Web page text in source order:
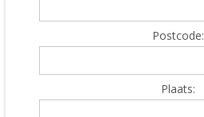
Postcode:
Plaats: